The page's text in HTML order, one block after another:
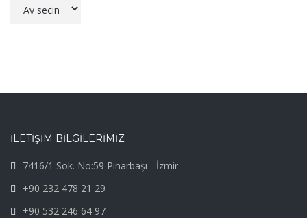
İLETİŞİM BİLGİLERİMİZ
7416/1 Sok. No:59 Pınarbaşı - İzmir
+90 232 478 21 29
+90 532 246 64 97